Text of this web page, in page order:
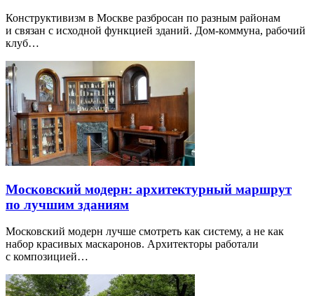
Конструктивизм в Москве разбросан по разным районам
и связан с исходной функцией зданий. Дом-коммуна, рабочий
клуб…
Московский модерн: архитектурный маршрут
по лучшим зданиям
Московский модерн лучше смотреть как систему, а не как
набор красивых маскаронов. Архитекторы работали
с композицией…